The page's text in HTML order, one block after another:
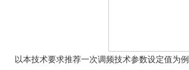
以本技术要求推荐一次调频技术参数设定值为